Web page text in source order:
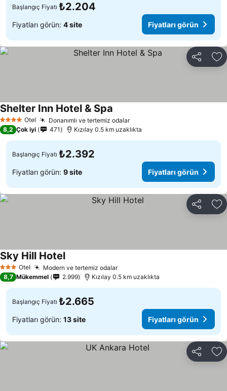
Başlangıç Fiyatı ₺2.204
Fiyatları görün: 4 site Fiyatları görün
Paylaş
4 Yıldız Otel Donanımlı ve tertemiz odalar
Shelter Inn Hotel & Spa
8,2 Çok iyi 471 Kızılay 0.5 km uzaklıkta
Başlangıç Fiyatı ₺2.392
Fiyatları görün: 9 site Fiyatları görün
Paylaş
3 YıldızOtel Modern ve tertemiz odalar
Sky Hill Hotel
8,7 Mükemmel 2.999 Kızılay 0.5 km uzaklıkta
Başlangıç Fiyatı ₺2.665
Fiyatları görün: 13 site Fiyatları görün
Paylaş